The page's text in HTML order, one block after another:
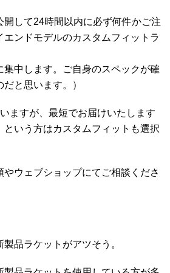
開して24時間以内に必ず何件かご注
ンドモデルのカスタムフィットラ
集中します。ご自身のスペックが確
と思います。）
ますが、最短でお届けいたします
という方はカスタムフィットも選択
やウェブショップにてご相談くださ
品ラケットがアツそう。